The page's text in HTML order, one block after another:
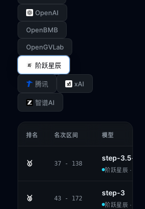
OpenAI
OpenBMB
OpenGVLab
阶跃星辰
腾讯 xAI
智谱AI
排名 名次区间 模型
🥇 37 - 138
step-3.5-
阶跃星辰 ·
🥈 43 - 172
step-3
阶跃星辰 ·